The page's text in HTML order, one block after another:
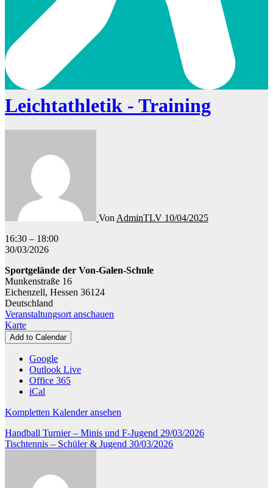
Leichtathletik - Training
Von AdminTLV 10/04/2025
Leichtathletik
-
16:30 – 18:00
30/03/2026
Sportgelände der Von-Galen-Schule
Munkenstraße 16
Eichenzell, Hessen 36124
Deutschland
Veranstaltungsort anschauen
KarteSportgelände
der
Von-
Galen-
Schule
Add to Calendar
Google
Outlook Live
Office 365
iCal
Kompletten Kalender ansehen
Beitragsnavigation
Handball Turnier – Minis und F-Jugend 29/03/2026
Tischtennis – Schüler & Jugend 30/03/2026